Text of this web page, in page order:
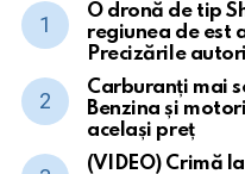
O dronă de tip
regiunea de est
Precizările
Carburanți mai
Benzina și
același preț
(VIDEO) Crimă